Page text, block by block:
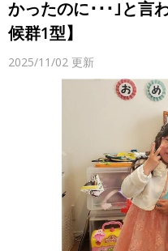
かったのに･･･｣と言
候群1型】
2025/11/02 更新